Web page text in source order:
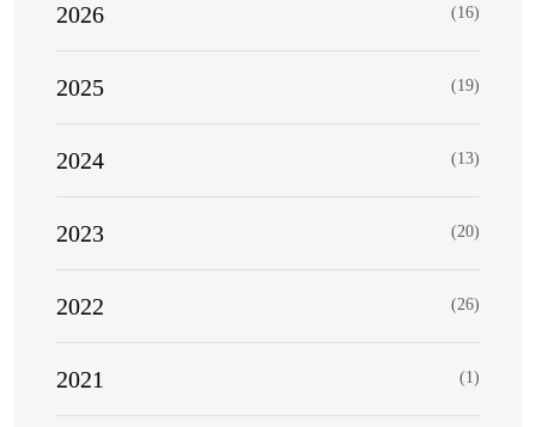
2026 (16)
2025 (19)
2024 (13)
2023 (20)
2022 (26)
2021 (1)